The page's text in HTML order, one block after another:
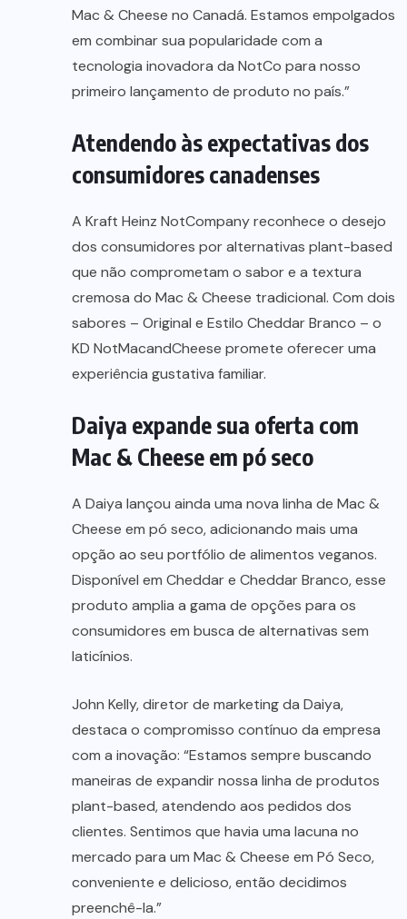
Mac & Cheese no Canadá. Estamos empolgados
em combinar sua popularidade com a
tecnologia inovadora da NotCo para nosso
primeiro lançamento de produto no país.”
Atendendo às expectativas dos
consumidores canadenses
A Kraft Heinz NotCompany reconhece o desejo
dos consumidores por alternativas plant-based
que não comprometam o sabor e a textura
cremosa do Mac & Cheese tradicional. Com dois
sabores – Original e Estilo Cheddar Branco – o
KD NotMacandCheese promete oferecer uma
experiência gustativa familiar.
Daiya expande sua oferta com
Mac & Cheese em pó seco
A Daiya lançou ainda uma nova linha de Mac &
Cheese em pó seco, adicionando mais uma
opção ao seu portfólio de alimentos veganos.
Disponível em Cheddar e Cheddar Branco, esse
produto amplia a gama de opções para os
consumidores em busca de alternativas sem
laticínios.
John Kelly, diretor de marketing da Daiya,
destaca o compromisso contínuo da empresa
com a inovação: “Estamos sempre buscando
maneiras de expandir nossa linha de produtos
plant-based, atendendo aos pedidos dos
clientes. Sentimos que havia uma lacuna no
mercado para um Mac & Cheese em Pó Seco,
conveniente e delicioso, então decidimos
preenchê-la.”